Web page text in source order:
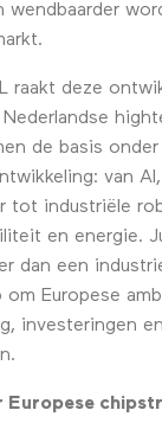
wendbaarder
raakt deze
de basis
van
tot industriële
en energie.
dan een
om Europese
investeringen
Europese